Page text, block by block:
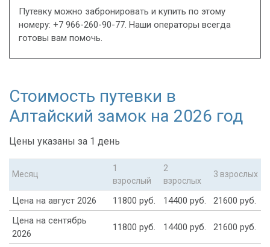
Путевку можно забронировать и купить по этому
номеру: +7 966-260-90-77. Наши операторы всегда
готовы вам помочь.
Стоимость путевки в
Алтайский замок на 2026 год
Цены указаны за 1 день
Месяц
1
взрослый
2
взрослых
3 взрослых
Цена на август 2026 11800 руб. 14400 руб.
21600 руб.
Цена на сентябрь
2026
11800 руб. 14400 руб. 21600 руб.